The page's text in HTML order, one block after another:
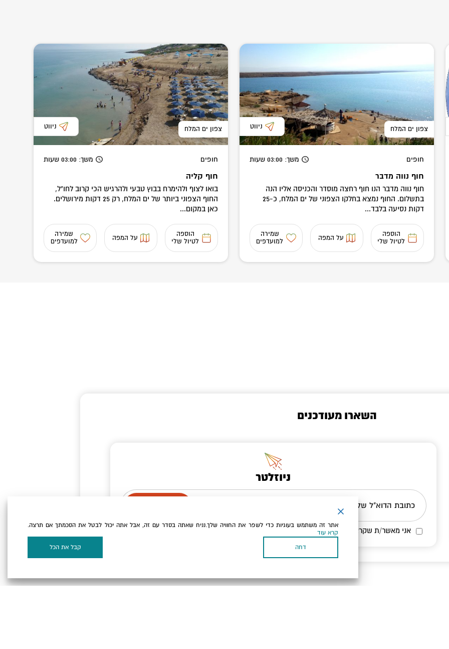
צפון ים המלח ניווט
חופים משך: 03:00 שעות
חוף נווה מדבר
חוף נווה מדבר הנו חוף רחצה מוסדר והכניסה אליו הנה
בתשלום. החוף נמצא בחלקו הצפוני של ים המלח, כ-25
דקות נסיעה בלבד...
הוספה
לטיול שלי
על המפה
שמירה
למועדפים
צפון ים המלח ניווט
חופים משך: 03:00 שעות
חוף קליה
בואו לצוף ולהימרח בבוץ טבעי ולהרגיש הכי קרוב לחו"ל,
החוף הצפוני ביותר של ים המלח, רק 25 דקות מירושלים.
כאן במקום...
הוספה
לטיול שלי
על המפה
שמירה
למועדפים
השארו מעודכנים
ניוזלטר
כתובת הדוא"ל שלך
אני מאשר/ת שקראתי ומסכים/ה למדיניות הפרטיות ולמדיניות הקוקיזשל האתר.
אתר זה משתמש בעוגיות כדי לשפר את החוויה שלך.נניח שאתה בסדר עם זה, אבל אתה יכול לבטל את הסכמתך אם תרצה.
קרא עוד
דחה
קבל את הכל